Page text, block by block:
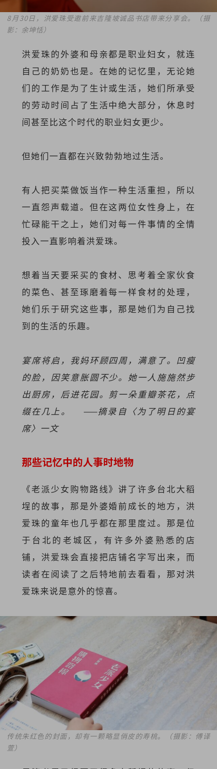
8月30日，洪爱珠受邀前来吉隆坡诚品书店带来分享会。（摄
影：余坤恬）
洪爱珠的外婆和母亲都是职业妇女，就连
自己的奶奶也是。在她的记忆里，无论她
们的工作是为了生计或生活，她们所承受
的劳动时间占了生活中绝大部分，休息时
间甚至比这个时代的职业妇女更少。
但她们一直都在兴致勃勃地过生活。
有人把买菜做饭当作一种生活重担，所以
一直怨声载道。但在这两位女性身上，在
忙碌能干之上，她们对每一件事情的全情
投入一直影响着洪爱珠。
想着当天要采买的食材、思考着全家伙食
的菜色、甚至琢磨着每一样食材的处理，
她们乐于研究这些事，那是她们为自己找
到的生活的乐趣。
宴席将启，我妈环顾四周，满意了。凹瘦
的脸，因笑意胀圆不少。她一人施施然步
出厨房，后进花园。剪一朵重瓣茶花，点
缀在几上。 ——摘录自〈为了明日的宴
席〉一文
那些记忆中的人事时地物
《老派少女购物路线》讲了许多台北大稻
埕的故事，那是外婆婚前成长的地方，洪
爱珠的童年也几乎都在那里度过。那是位
于台北的老城区，有许多外婆熟悉的店
铺，洪爱珠会直接把店铺名字写出来，而
读者在阅读了之后特地前去看看，那对洪
爱珠来说是意外的惊喜。
传统朱红色的封面，却有一颗略显俏皮的寿桃。（摄影：傅译
萱）